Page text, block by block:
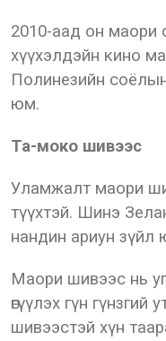
2010-аад он маори
хүүхэлдэйн кино
Полинезийн
юм.
Та-моко шивээс
Уламжалт маори
түүхтэй. Шинэ
нандин ариун зүйл
Маори шивээс нь
өгүүлэх гүн гүнзгий
шивээстэй хүн